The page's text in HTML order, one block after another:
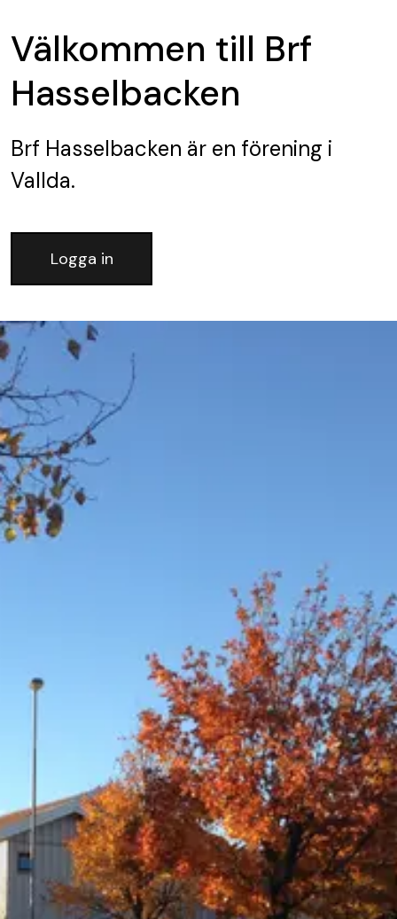
Välkommen till Brf
Hasselbacken
Brf Hasselbacken är en förening i
Vallda.
Logga in